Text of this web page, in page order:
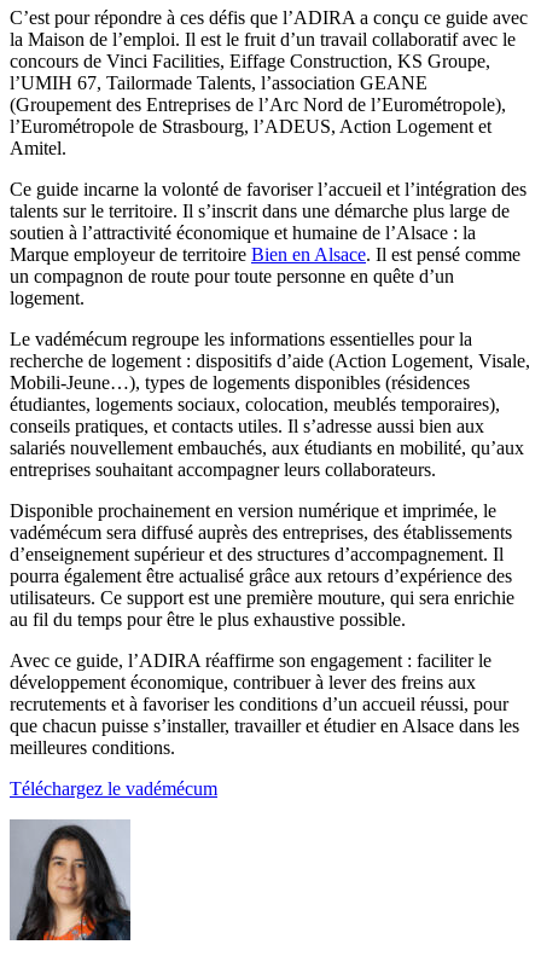
C’est pour répondre à ces défis que l’ADIRA a conçu ce guide avec
la Maison de l’emploi. Il est le fruit d’un travail collaboratif avec le
concours de Vinci Facilities, Eiffage Construction, KS Groupe,
l’UMIH 67, Tailormade Talents, l’association GEANE
(Groupement des Entreprises de l’Arc Nord de l’Eurométropole),
l’Eurométropole de Strasbourg, l’ADEUS, Action Logement et
Amitel.
Ce guide incarne la volonté de favoriser l’accueil et l’intégration des
talents sur le territoire. Il s’inscrit dans une démarche plus large de
soutien à l’attractivité économique et humaine de l’Alsace : la
Marque employeur de territoire Bien en Alsace. Il est pensé comme
un compagnon de route pour toute personne en quête d’un
logement.
Le vadémécum regroupe les informations essentielles pour la
recherche de logement : dispositifs d’aide (Action Logement, Visale,
Mobili-Jeune…), types de logements disponibles (résidences
étudiantes, logements sociaux, colocation, meublés temporaires),
conseils pratiques, et contacts utiles. Il s’adresse aussi bien aux
salariés nouvellement embauchés, aux étudiants en mobilité, qu’aux
entreprises souhaitant accompagner leurs collaborateurs.
Disponible prochainement en version numérique et imprimée, le
vadémécum sera diffusé auprès des entreprises, des établissements
d’enseignement supérieur et des structures d’accompagnement. Il
pourra également être actualisé grâce aux retours d’expérience des
utilisateurs. Ce support est une première mouture, qui sera enrichie
au fil du temps pour être le plus exhaustive possible.
Avec ce guide, l’ADIRA réaffirme son engagement : faciliter le
développement économique, contribuer à lever des freins aux
recrutements et à favoriser les conditions d’un accueil réussi, pour
que chacun puisse s’installer, travailler et étudier en Alsace dans les
meilleures conditions.
Téléchargez le vadémécum